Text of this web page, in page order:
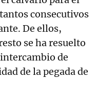
consecutivos
De ellos,
se ha resuelto
de
de la pegada de